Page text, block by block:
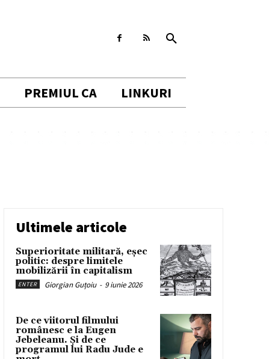
PREMIUL CA LINKURI
Ultimele articole
Superioritate militară, eșec
politic: despre limitele
mobilizării în capitalism
ENTER Giorgian Guțoiu - 9 iunie 2026
De ce viitorul filmului
românesc e la Eugen
Jebeleanu. Și de ce
programul lui Radu Jude e